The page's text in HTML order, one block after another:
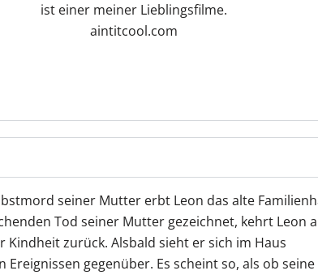
ist einer meiner Lieblingsfilme.
aintitcool.com
seiner Mutter erbt Leon das alte
Tod seiner Mutter gezeichnet, kehrt Leon
Kindheit zurück. Alsbald sieht er sich im Haus
Ereignissen gegenüber. Es scheint so, als ob seine